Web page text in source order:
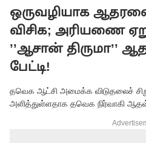
அர்ஜூனா பேட்டி!
ஒருவழியாக
விசிக; அரியணை
’’ஆசான் திருமா’’
பேட்டி!
தவெக ஆட்சி அமைக்க விடுதலைச்
அளித்துள்ளதாக தவெக நிர்வாகி